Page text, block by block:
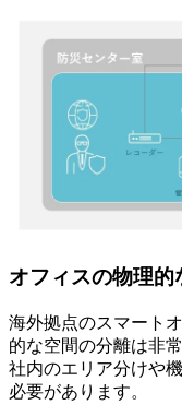
オフィスの物理的
海外拠点のスマート
的な空間の分離は非
社内のエリア分けや
必要があります。